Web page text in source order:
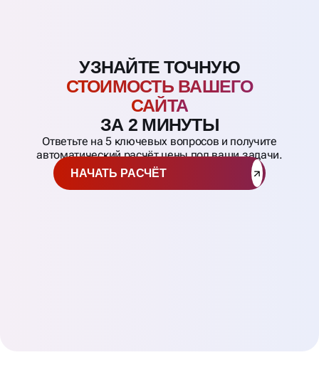
УЗНАЙТЕ ТОЧНУЮ
СТОИМОСТЬ ВАШЕГО
САЙТА
ЗА 2 МИНУТЫ
Ответьте на 5 ключевых вопросов и получите
автоматический расчёт цены под ваши задачи.
НАЧАТЬ РАСЧЁТ